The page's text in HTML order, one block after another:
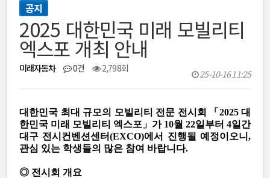
공지
2025 대한민국 미래 모빌리티
엑스포 개최 안내
미래자동차 0건 2,798회 25-10-16 11:25
대한민국 최대 규모의 모빌리티 전문 전시회
「2025 대
한민국 미래 모빌리티 엑스포」가 10월 22일부터 4일간
대구 전시컨벤션센터(EXCO)에서 진행될 예정이오니,
관심 있는 학생들의 많은 참여 바랍니다.
◎ 전시회 개요